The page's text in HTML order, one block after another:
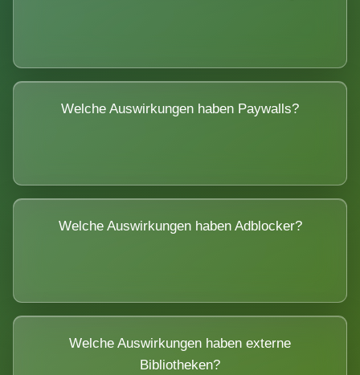
Welche Auswirkungen haben Paywalls?
Welche Auswirkungen haben Adblocker?
Welche Auswirkungen haben externe
Bibliotheken?